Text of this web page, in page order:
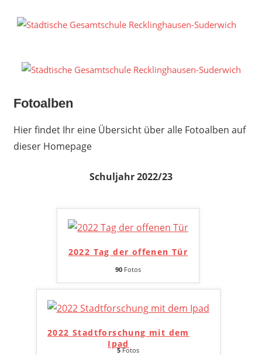
Inhalt
Fotoalben
Hier findet Ihr eine Übersicht über alle Fotoalben auf
dieser Homepage
Schuljahr 2022/23
2022 Tag der offenen Tür
90 Fotos
2022 Stadtforschung mit dem
Ipad
5Fotos